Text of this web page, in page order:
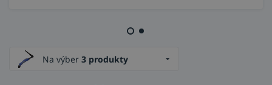
Na výber 3 produkty